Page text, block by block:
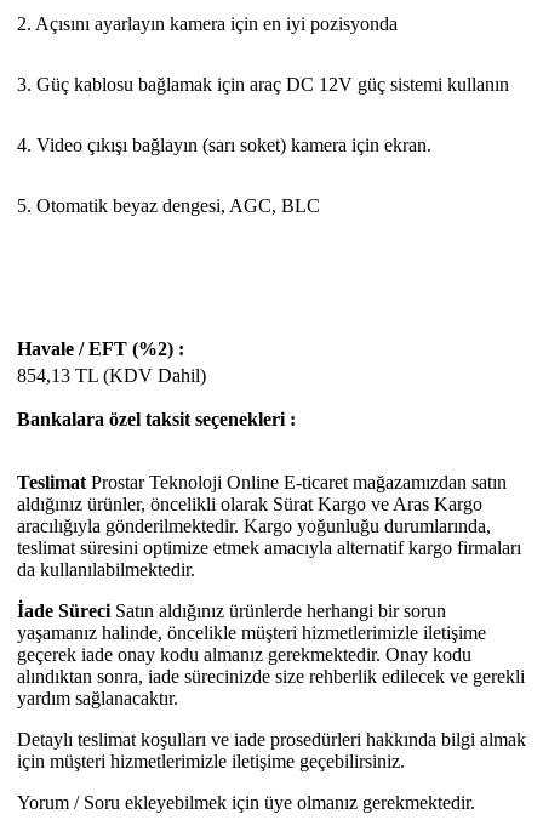
2. Açısını ayarlayın kamera için en iyi pozisyonda
3. Güç kablosu bağlamak için araç DC 12V güç sistemi kullanın
4. Video çıkışı bağlayın (sarı soket) kamera için ekran.
5. Otomatik beyaz dengesi, AGC, BLC
Havale / EFT (%2) :
854,13 TL (KDV Dahil)
Bankalara özel taksit seçenekleri :
Teslimat Prostar Teknoloji Online E-ticaret mağazamızdan satın
aldığınız ürünler, öncelikli olarak Sürat Kargo ve Aras Kargo
aracılığıyla gönderilmektedir. Kargo yoğunluğu durumlarında,
teslimat süresini optimize etmek amacıyla alternatif kargo firmaları
da kullanılabilmektedir.
İade Süreci Satın aldığınız ürünlerde herhangi bir sorun
yaşamanız halinde, öncelikle müşteri hizmetlerimizle iletişime
geçerek iade onay kodu almanız gerekmektedir. Onay kodu
alındıktan sonra, iade sürecinizde size rehberlik edilecek ve gerekli
yardım sağlanacaktır.
Detaylı teslimat koşulları ve iade prosedürleri hakkında bilgi almak
için müşteri hizmetlerimizle iletişime geçebilirsiniz.
Yorum / Soru ekleyebilmek için üye olmanız gerekmektedir.